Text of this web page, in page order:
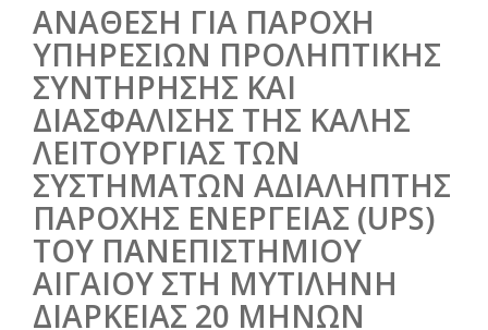
ΑΝΑΘΕΣΗ ΓΙΑ ΠΑΡΟΧΗ
ΥΠΗΡΕΣΙΩΝ ΠΡΟΛΗΠΤΙΚΗΣ
ΣΥΝΤΗΡΗΣΗΣ ΚΑΙ
ΔΙΑΣΦΑΛΙΣΗΣ ΤΗΣ ΚΑΛΗΣ
ΛΕΙΤΟΥΡΓΙΑΣ ΤΩΝ
ΣΥΣΤΗΜΑΤΩΝ ΑΔΙΑΛΗΠΤΗΣ
ΠΑΡΟΧΗΣ ΕΝΕΡΓΕΙΑΣ (UPS)
ΤΟΥ ΠΑΝΕΠΙΣΤΗΜΙΟΥ
ΑΙΓΑΙΟΥ ΣΤΗ ΜΥΤΙΛΗΝΗ
ΔΙΑΡΚΕΙΑΣ 20 ΜΗΝΩΝ